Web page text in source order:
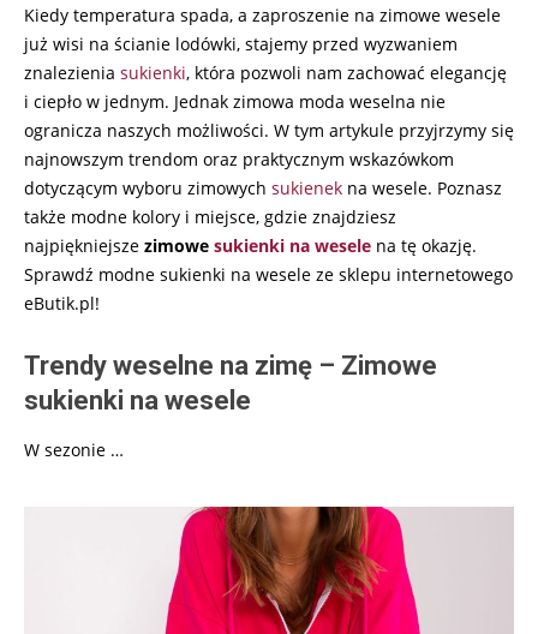
Kiedy temperatura spada, a zaproszenie na zimowe wesele
już wisi na ścianie lodówki, stajemy przed wyzwaniem
znalezienia sukienki, która pozwoli nam zachować elegancję
i ciepło w jednym. Jednak zimowa moda weselna nie
ogranicza naszych możliwości. W tym artykule przyjrzymy się
najnowszym trendom oraz praktycznym wskazówkom
dotyczącym wyboru zimowych sukienek na wesele. Poznasz
także modne kolory i miejsce, gdzie znajdziesz
najpiękniejsze zimowe sukienki na wesele na tę okazję.
Sprawdź modne sukienki na wesele ze sklepu internetowego
eButik.pl!
Trendy weselne na zimę – Zimowe
sukienki na wesele
W sezonie …